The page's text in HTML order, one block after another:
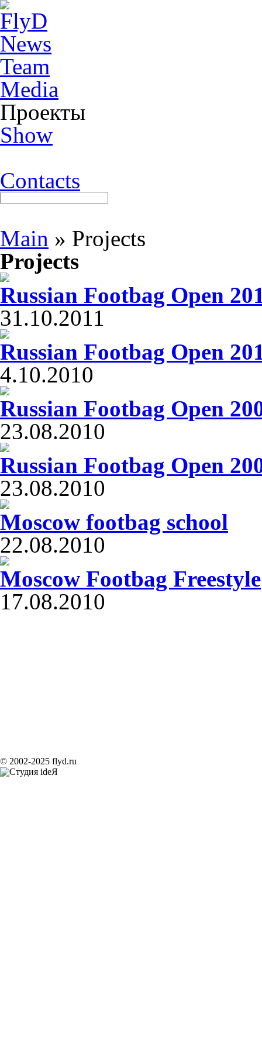
News
Team
Media
Проекты
Show
Contacts
Main » Projects
Projects
Russian Footbag Open
31.10.2011
Russian Footbag Open
4.10.2010
Russian Footbag Open
23.08.2010
Russian Footbag Open
23.08.2010
Moscow footbag school
22.08.2010
Moscow Footbag Freestyle
17.08.2010
© 2002-2025 flyd.ru